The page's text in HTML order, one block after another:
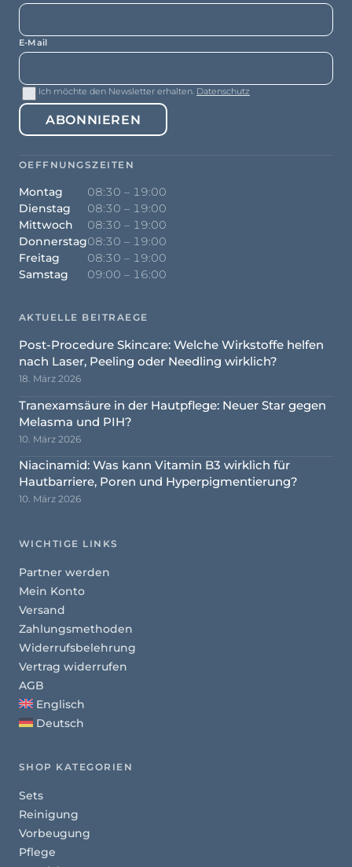
E-Mail
Ich möchte den Newsletter erhalten. Datenschutz
ABONNIEREN
OEFFNUNGSZEITEN
Montag
08:30 – 19:00
Dienstag
08:30 – 19:00
Mittwoch
08:30 – 19:00
Donnerstag08:30 – 19:00
Freitag
08:30 – 19:00
Samstag
09:00 – 16:00
AKTUELLE BEITRAEGE
Post-Procedure Skincare: Welche Wirkstoffe helfen
nach Laser, Peeling oder Needling wirklich?
18. März 2026
Tranexamsäure in der Hautpflege: Neuer Star gegen
Melasma und PIH?
10. März 2026
Niacinamid: Was kann Vitamin B3 wirklich für
Hautbarriere, Poren und Hyperpigmentierung?
10. März 2026
WICHTIGE LINKS
Partner werden
Mein Konto
Versand
Zahlungsmethoden
Widerrufsbelehrung
Vertrag widerrufen
AGB
Englisch
Deutsch
SHOP KATEGORIEN
Sets
Reinigung
Vorbeugung
Pflege